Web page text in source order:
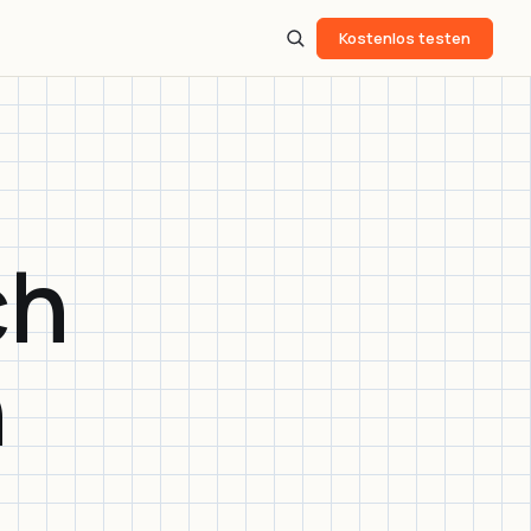
Kostenlos testen